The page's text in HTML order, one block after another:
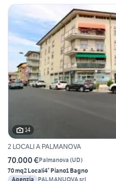
14
2 LOCALI A PALMANOVA
70.000 €Palmanova (UD)
70 mq2 Locali4° Piano1 Bagno
Agenzia
PALMANUOVA srl